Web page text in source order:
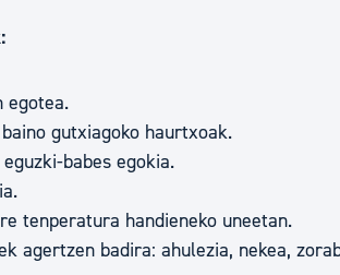
egotea.
gutxiagoko haurtxoak.
babes egokia.
tenperatura handieneko uneetan.
agertzen badira: ahulezia, nekea,